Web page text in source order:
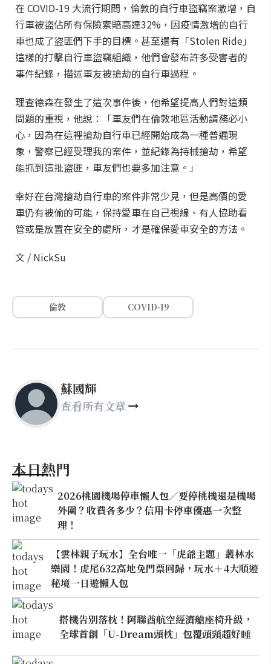
在 COVID-19 大流行期間，倫敦的自行車盜竊案激增，自
行車被盜佔所有保險索賠高達32%，因疫情激增的自行
車也成了盜匪們下手的目標。甚至還有「Stolen Ride」
這樣的打擊自行車盜竊組織，他們會發布許多受害者的
事件紀錄，描述車友被搶劫的自行車過程。
理查德森在發生了這次事件後，他希望提高人們對這類
問題的重視，他說：「車友們在倫敦地區活動請務必小
心，因為在這裡搶劫自行車已經開始成為一種普遍現
象，警察已經受理我的案件，並紀錄為持械搶劫，希望
能抓到這批盜匪，車友們也要多加注意。」
幸好在台灣搶劫自行車的案件非常少見，但是高價的愛
車仍有被偷的可能，保持愛車在自己視線、有人協助看
管或是放置在安全的處所，才是確保愛車安全的方法。
文 / NickSu
倫敦 COVID-19
蘇國輝
查看所有文章
本日熱門
2026桃園機場停車懶人包／要停桃機還是機場
外圍？收費各多少？信用卡停車優惠一次整
理！
【雲林親子玩水】全台唯一「虎爺主題」叢林水
樂園！虎尾632高地免門票回歸，玩水＋4大順遊
秘境一日遊懶人包
搭機告別落枕！阿聯酋航空經濟艙座椅升級，
全球首創「U-Dream頭枕」包覆頭頸超好睡